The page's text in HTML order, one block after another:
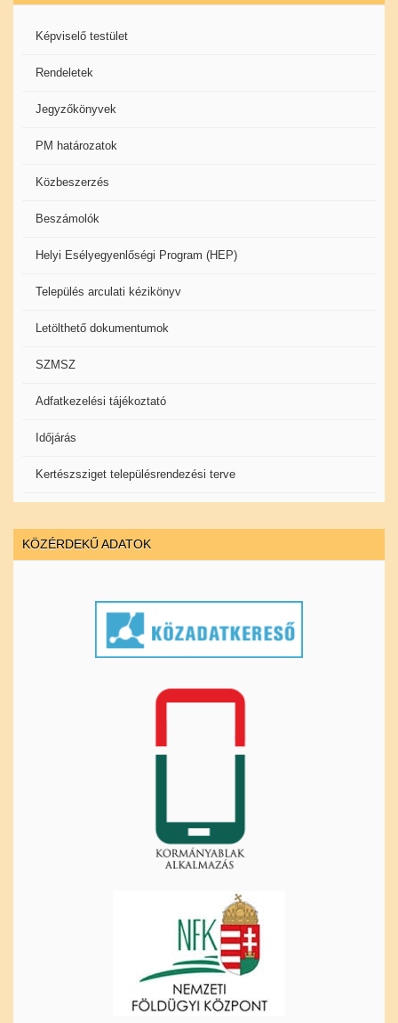
Képviselő testület
Rendeletek
Jegyzőkönyvek
PM határozatok
Közbeszerzés
Beszámolók
Helyi Esélyegyenlőségi Program (HEP)
Település arculati kézikönyv
Letölthető dokumentumok
SZMSZ
Adfatkezelési tájékoztató
Időjárás
Kertészsziget településrendezési terve
KÖZÉRDEKŰ ADATOK